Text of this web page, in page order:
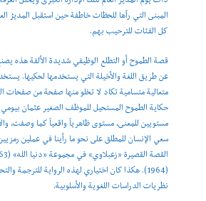
المبنى التي رآها للحظات خاطفة حين استقبل المديرُ
كل الفئات للترحيب بهم.
قصة الطموح أو التطلع الوظيفي شديدة الألفة هذه
عن طريق اللغة والأخيلة التي يستخدمها لحكيها.
متعالية متسامية تكاد لا تخلو منها صفحة من صفحات
حكاية الطموح المستحيل للموظف الصغير عثمان
مستويين للمعنى، مستوى ظاهرياً واقعياً كما وصفت،
سعي الإنسان للمطلق على نحو ما رأينا في عملين
(1964). هكذا كان اختياري لهذه الرواية للترجمة
نظريات الدراسات اللغوية والأسلوبية.